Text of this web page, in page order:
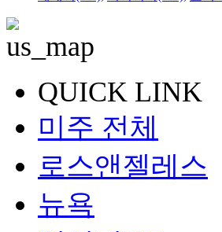
QUICK LINK
미주 전체
로스앤젤레스
뉴욕